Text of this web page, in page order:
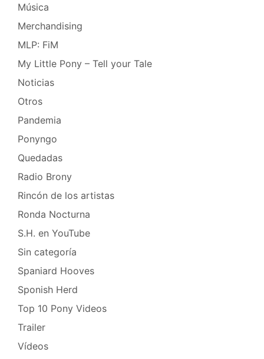
Música
Merchandising
MLP: FiM
My Little Pony – Tell your Tale
Noticias
Otros
Pandemia
Ponyngo
Quedadas
Radio Brony
Rincón de los artistas
Ronda Nocturna
S.H. en YouTube
Sin categoría
Spaniard Hooves
Sponish Herd
Top 10 Pony Videos
Trailer
Vídeos